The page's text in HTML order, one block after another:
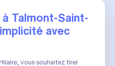
Talmont-Saint-
avec
vous souhaitez tirer